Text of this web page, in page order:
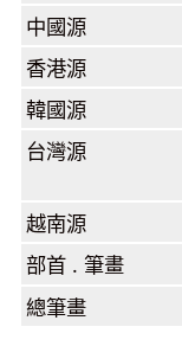
中國源
香港源
韓國源
台灣源
越南源
部首 . 筆畫
總筆畫